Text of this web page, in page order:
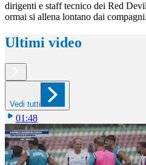
dirigenti e staff tecnico dei Red
ormai si allena lontano dai compagni.
Ultimi video
Vedi tutti
01:48